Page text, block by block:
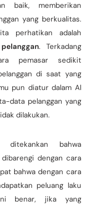
baik, memberikan
yang berkualitas.
perhatikan adalah
. Terkadang
pemasar sedikit
di saat yang
pun diatur dalam Al
data pelanggan yang
dilakukan.
bahwa
dengan cara
bahwa dengan cara
peluang laku
benar, jika yang